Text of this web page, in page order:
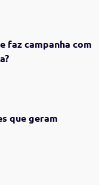
faz campanha com
que geram